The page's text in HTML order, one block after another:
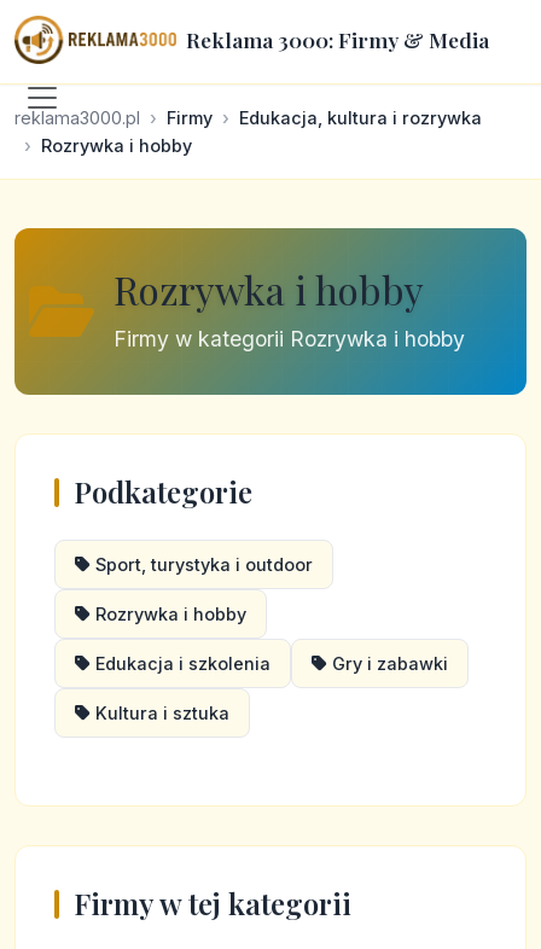
Reklama 3000: Firmy & Media
reklama3000.pl Firmy
Edukacja, kultura i rozrywka
Rozrywka i hobby
Rozrywka i hobby
Firmy w kategorii Rozrywka i hobby
Podkategorie
Sport, turystyka i outdoor
Rozrywka i hobby
Edukacja i szkolenia Gry i zabawki
Kultura i sztuka
Firmy w tej kategorii